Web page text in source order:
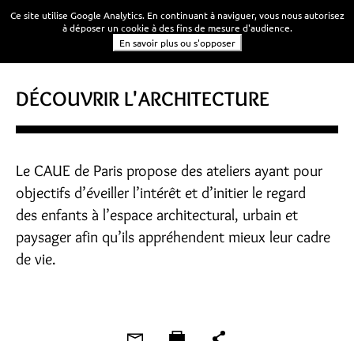
DÉCOUVRIR L'ARCHITECTURE
Le CAUE de Paris propose des ateliers ayant pour
objectifs d’éveiller l’intérêt et d’initier le regard
des enfants à l’espace architectural, urbain et
paysager afin qu’ils appréhendent mieux leur cadre
de vie.
Ce site utilise Google Analytics. En continuant à naviguer, vous nous autorisez
à déposer un cookie à des fins de mesure d'audience.
En savoir plus ou s'opposer